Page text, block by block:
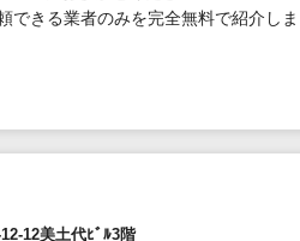
できる業者のみを完全無料で紹介しま
12美土代ﾋﾞﾙ3階